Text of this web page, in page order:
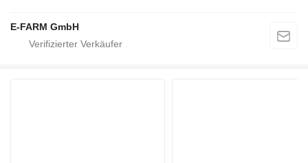
E-FARM GmbH